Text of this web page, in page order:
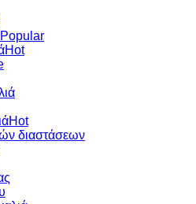
διαστάσεων